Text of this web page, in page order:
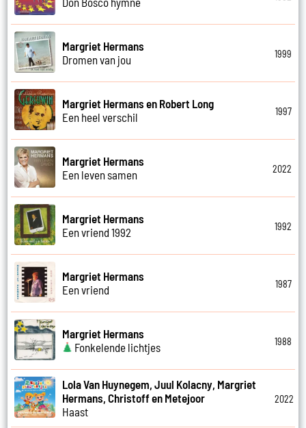
Margriet Hermans
Dromen van jou
1999
Margriet Hermans en Robert Long
Een heel verschil
1997
Margriet Hermans
Een leven samen
2022
Margriet Hermans
Een vriend 1992
1992
Margriet Hermans
Een vriend
1987
Margriet Hermans
Fonkelende lichtjes
1988
Lola Van Huynegem, Juul Kolacny, Margriet
Hermans, Christoff en Metejoor
Haast
2022